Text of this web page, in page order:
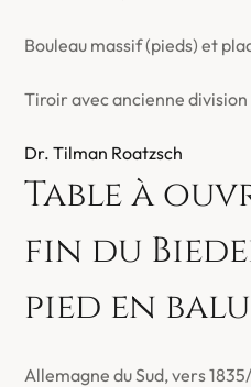
Bouleau massif (pieds) et
Tiroir avec ancienne
Dr. Tilman Roatzsch
Table à
fin du
pied en
Allemagne du Sud, vers